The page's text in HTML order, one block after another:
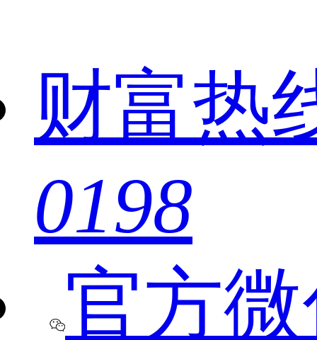
财富热
0198
官方